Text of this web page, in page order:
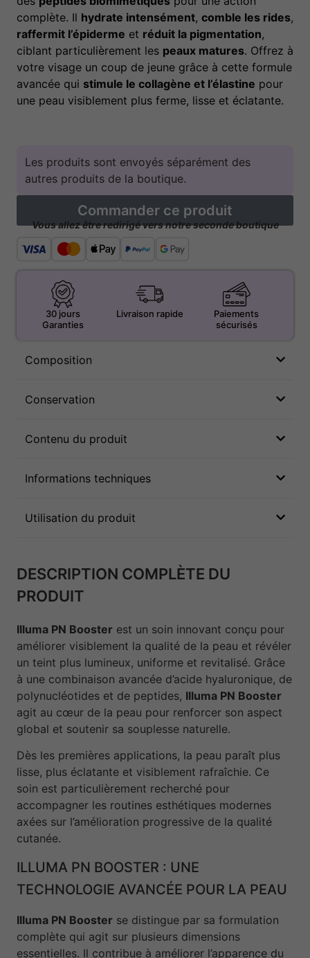
complète. Il hydrate intensément, comble les rides,
raffermit l’épiderme et réduit la pigmentation,
ciblant particulièrement les peaux matures. Offrez à
votre visage un coup de jeune grâce à cette formule
avancée qui stimule le collagène et l’élastine pour
une peau visiblement plus ferme, lisse et éclatante.
Les produits sont envoyés séparément des
autres produits de la boutique.
Commander ce produit
Vous allez être redirigé vers notre seconde boutique
30 jours
Garanties
Livraison rapide
Paiements
sécurisés
Composition
Conservation
Contenu du produit
Informations techniques
Utilisation du produit
DESCRIPTION COMPLÈTE DU
PRODUIT
Illuma PN Booster est un soin innovant conçu pour
améliorer visiblement la qualité de la peau et révéler
un teint plus lumineux, uniforme et revitalisé. Grâce
à une combinaison avancée d’acide hyaluronique, de
polynucléotides et de peptides, Illuma PN Booster
agit au cœur de la peau pour renforcer son aspect
global et soutenir sa souplesse naturelle.
Dès les premières applications, la peau paraît plus
lisse, plus éclatante et visiblement rafraîchie. Ce
soin est particulièrement recherché pour
accompagner les routines esthétiques modernes
axées sur l’amélioration progressive de la qualité
cutanée.
ILLUMA PN BOOSTER : UNE
TECHNOLOGIE AVANCÉE POUR LA PEAU
Illuma PN Booster se distingue par sa formulation
complète qui agit sur plusieurs dimensions
essentielles. Il contribue à améliorer l’apparence du